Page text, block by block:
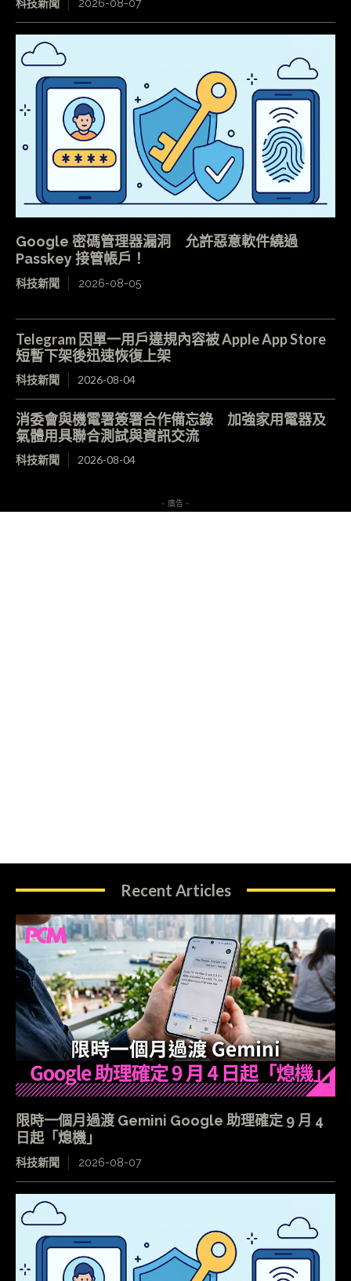
科技新聞 2026-08-07
Google 密碼管理器漏洞 允許惡意軟件繞過
Passkey 接管帳戶！
科技新聞 2026-08-05
Telegram 因單一用戶違規內容被 Apple App Store
短暫下架後迅速恢復上架
科技新聞 2026-08-04
消委會與機電署簽署合作備忘錄 加強家用電器及
氣體用具聯合測試與資訊交流
科技新聞 2026-08-04
- 廣告 -
Recent Articles
限時一個月過渡 Gemini Google 助理確定 9 月 4
日起「熄機」
科技新聞 2026-08-07